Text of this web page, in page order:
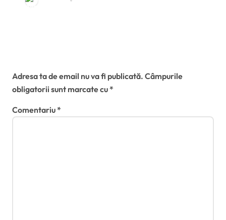
Adresa ta de email nu va fi publicată. Câmpurile
obligatorii sunt marcate cu*
Comentariu*